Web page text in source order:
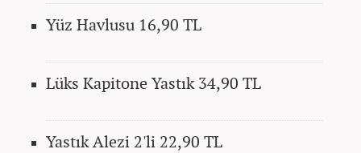
Yüz Havlusu 16,90 TL
Lüks Kapitone Yastık 34,90 TL
Yastık Alezi 2'li 22,90 TL